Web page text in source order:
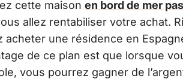
cette maison en bord de mer
allez rentabiliser votre achat.
acheter une résidence en
de ce plan est que lorsque
vous pourrez gagner de